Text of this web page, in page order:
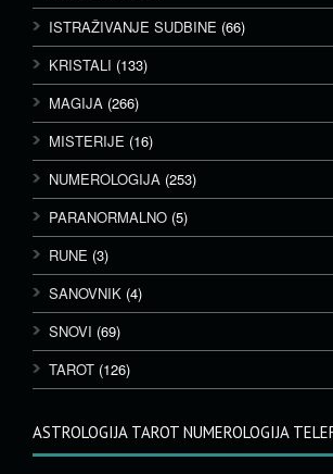
ISTRAŽIVANJE SUDBINE (66)
KRISTALI (133)
MAGIJA (266)
MISTERIJE (16)
NUMEROLOGIJA (253)
PARANORMALNO (5)
RUNE (3)
SANOVNIK (4)
SNOVI (69)
TAROT (126)
ASTROLOGIJA TAROT NUMEROLOGIJA